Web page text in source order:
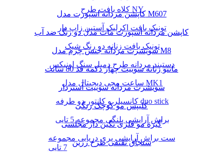
کلاه بافت طرح NY
تونیک بافت اکرلیک آستین زاپ دار
تونیک بافت زنانه دو رنگ شیک
دستبند مردانه طرح دمبل سنگ اونیکس
ساعت مچی دیجیتال مدل MK1
کانسیلر و کانتور دو طرفه duo stick
براش آرایشی پلنگی مجموعه 5 تایی
ست براش آرایشی پری دریایی مجموعه
7 تایی
کاپشن مردانه اسپورت مدل M607
کاپشن مردانه اسپورت مات مدل دو رنگ ضد آب
سویشرت مردانه جنس چرم مدل M8
مانتو زنانه سوییت چهار دکمه قد 80 سانت
سویشرت مردانه سوییت آستردار
کلیپس مو کوچک رنگی
گیره مو فلزی نگین دار مجلسی
سنجاق تقتقی طرح رزین